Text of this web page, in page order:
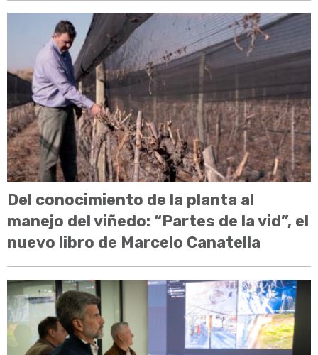
Del conocimiento de la planta al
manejo del viñedo: “Partes de la vid”, el
nuevo libro de Marcelo Canatella